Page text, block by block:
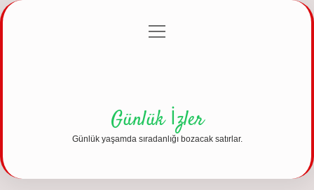
Gizlilik Politikası
menüyü
Günlük İzler
Günlük yaşamda sıradanlığı bozacak satırlar.